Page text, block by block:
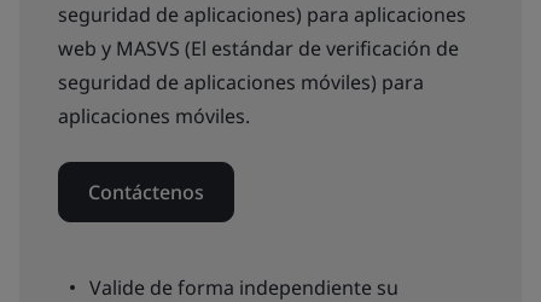
seguridad de aplicaciones) para aplicaciones
web y MASVS (El estándar de verificación de
seguridad de aplicaciones móviles) para
aplicaciones móviles.
Contáctenos
Valide de forma independiente su